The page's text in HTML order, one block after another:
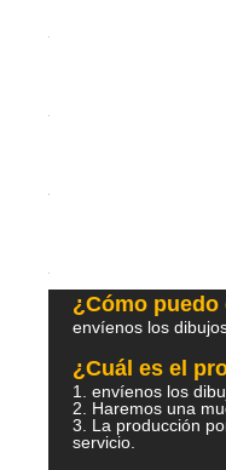
¿Cómo
envíenos los
¿Cuál es el
1. envíenos los
2. Haremos una
3. La producción
servicio.